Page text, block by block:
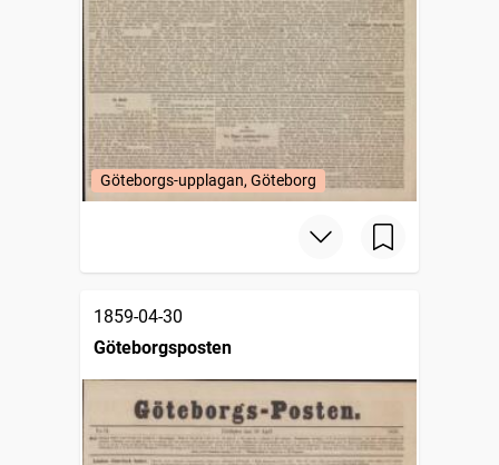
Göteborgs-upplagan, Göteborg
1859-04-30
Göteborgsposten